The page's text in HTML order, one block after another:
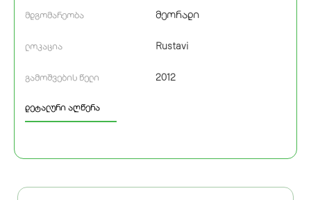
მდგომარეობა მეორადი
ლოკაცია Rustavi
გამოშვების წელი 2012
დეტალური აღწერა